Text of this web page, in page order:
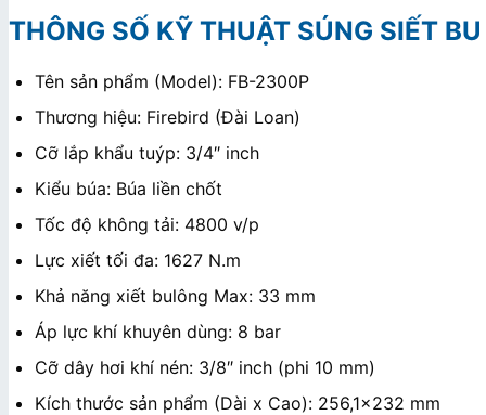
THÔNG SỐ KỸ THUẬT SÚNG SIẾT
Tên sản phẩm (Model): FB-2300P
Thương hiệu: Firebird (Đài Loan)
Cỡ lắp khẩu tuýp: 3/4″ inch
Kiểu búa: Búa liền chốt
Tốc độ không tải: 4800 v/p
Lực xiết tối đa: 1627 N.m
Khả năng xiết bulông Max: 33 mm
Áp lực khí khuyên dùng: 8 bar
Cỡ dây hơi khí nén: 3/8″ inch (phi 10 mm)
Kích thước sản phẩm (Dài x Cao): 256,1×232 mm